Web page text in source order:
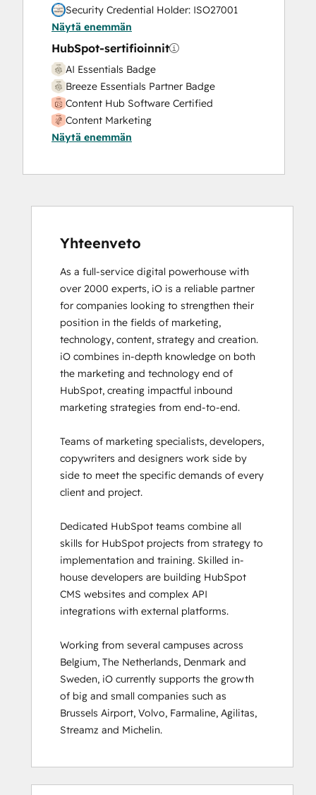
Security Credential Holder: ISO27001
Näytä enemmän
HubSpot-sertifioinnit
AI Essentials Badge
Breeze Essentials Partner Badge
Content Hub Software Certified
Content Marketing
CRM Data Migration Certification
Digital Advertising
Email Marketing Certification
Frictionless Sales
HubSpot Architecture I: Data Models and
APIs
HubSpot Architecture II: Content and
Messaging Tools
HubSpot CMS for Developers II
HubSpot Content Hub Software
HubSpot Email Marketing Software
Certification
HubSpot Implementation for Partners
Certification
HubSpot Marketing Software
HubSpot Reporting
HubSpot Sales Hub Software
HubSpot Solutions Partner
HubSpot Trainer Certification
Inbound
Inbound Marketing
Inbound Marketing Optimization
Inbound Sales
Marketing Hub Demo
Objectives-Based Onboarding
Platform Consulting
Revenue Operations
Sales Enablement
Sales Management Training: Strategies
Sales Team
Salesforce Integration Certification
Näytä enemmän
Yhteenveto
As a full-service digital powerhouse with
over 2000 experts, iO is a reliable partner
for companies looking to strengthen their
position in the fields of marketing,
technology, content, strategy and creation.
iO combines in-depth knowledge on both
the marketing and technology end of
HubSpot, creating impactful inbound
marketing strategies from end-to-end.
Teams of marketing specialists, developers,
copywriters and designers work side by
side to meet the specific demands of every
client and project.
Dedicated HubSpot teams combine all
skills for HubSpot projects from strategy to
implementation and training. Skilled in-
house developers are building HubSpot
CMS websites and complex API
integrations with external platforms.
Working from several campuses across
Belgium, The Netherlands, Denmark and
Sweden, iO currently supports the growth
of big and small companies such as
Brussels Airport, Volvo, Farmaline, Agilitas,
Streamz and Michelin.